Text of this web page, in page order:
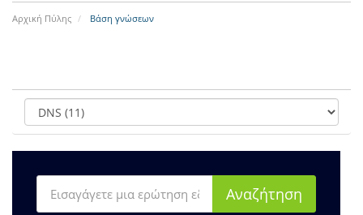
Αρχική Πύλης Βάση γνώσεων